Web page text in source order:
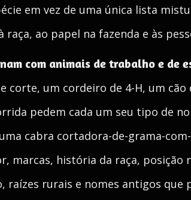
em vez de uma única lista
ao papel na fazenda e às
com animais de trabalho e de
corte, um cordeiro de 4-H, um
pedem cada um seu tipo de
cabra cortadora-de-grama-
marcas, história da raça,
raízes rurais e nomes antigos